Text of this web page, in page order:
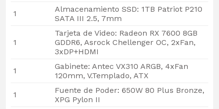
1
Almacenamiento SSD: 1TB Patriot P210
SATA III 2.5, 7mm
1
Tarjeta de Video: Radeon RX 7600 8GB
GDDR6, Asrock Chellenger OC, 2xFan,
3xDP+HDMI
1
Gabinete: Antec VX310 ARGB, 4xFan
120mm, V.Templado, ATX
1
Fuente de Poder: 650W 80 Plus Bronze,
XPG Pylon II